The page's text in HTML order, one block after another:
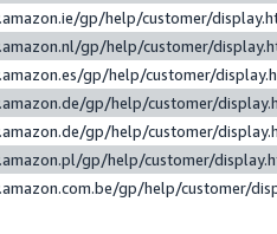
gp/help/customer/
gp/help/customer/
gp/help/customer/
gp/help/customer/
gp/help/customer/
gp/help/customer/
gp/help/customer/